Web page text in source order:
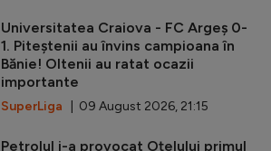
Universitatea Craiova - FC Argeș 0-
1. Piteștenii au învins campioana în
Bănie! Oltenii au ratat ocazii
importante
SuperLiga | 09 August 2026, 21:15
Petrolul i-a provocat Oțelului primul